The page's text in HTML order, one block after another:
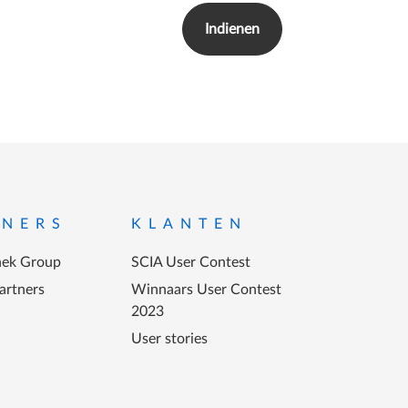
Group
KLANTEN
SCIA User Contest
Winnaars User Contest
2023
User stories